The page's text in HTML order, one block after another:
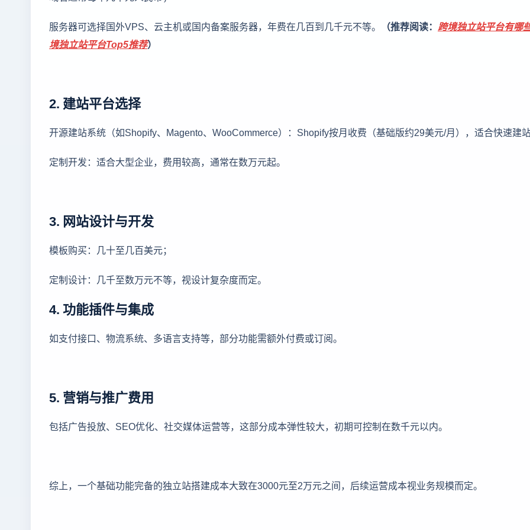
服务器可选择国外VPS、云主机或国内备案服务器，年费在几百到几千元不等。 （推荐阅读： 跨境独立站平台有哪
境独立站平台Top5推荐）
2. 建站平台选择
开源建站系统（如Shopify、Magento、WooCommerce）：Shopify按月收费（基础版约29美元/月），适合快速建站
定制开发：适合大型企业，费用较高，通常在数万元起。
3. 网站设计与开发
模板购买：几十至几百美元；
定制设计：几千至数万元不等，视设计复杂度而定。
4. 功能插件与集成
如支付接口、物流系统、多语言支持等，部分功能需额外付费或订阅。
5. 营销与推广费用
包括广告投放、SEO优化、社交媒体运营等，这部分成本弹性较大，初期可控制在数千元以内。
综上，一个基础功能完备的独立站搭建成本大致在3000元至2万元之间，后续运营成本视业务规模而定。